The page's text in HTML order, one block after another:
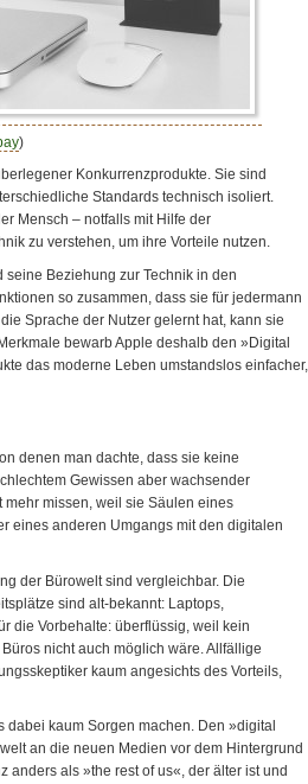
)
Konkurrenzprodukte. Sie sind
Standards technisch isoliert.
Mensch – notfalls mit Hilfe der
zu verstehen, um ihre Vorteile nutzen.
Beziehung zur Technik in den
so zusammen, dass sie für jedermann
Sprache der Nutzer gelernt hat, kann sie
bewarb Apple deshalb den »Digital
das moderne Leben umstandslos einfacher,
denen man dachte, dass sie keine
Gewissen aber wachsender
mehr missen, weil sie Säulen eines
eines anderen Umgangs mit den digitalen
der Bürowelt sind vergleichbar. Die
sind alt-bekannt: Laptops,
die Vorbehalte: überflüssig, weil kein
nicht auch möglich wäre. Allfällige
kaum angesichts des Vorteils,
kaum Sorgen machen. Den »digital
an die neuen Medien vor dem Hintergrund
anders als »the rest of us«, der älter ist und